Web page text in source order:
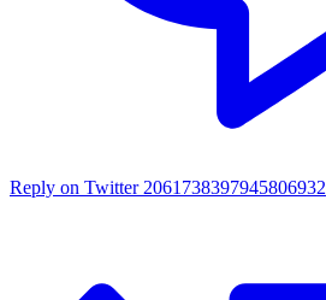
Reply on Twitter 2061738397945806932